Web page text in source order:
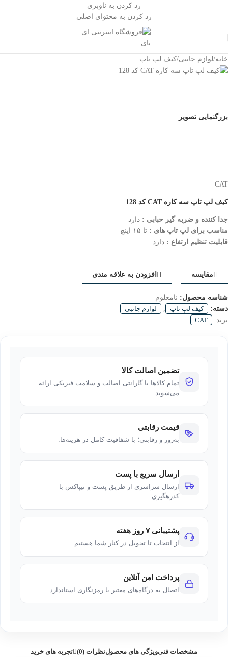
رد کردن به ناوبری
رد کردن به محتوای اصلی
خانه/لوازم جانبی/کیف لپ تاپ
بزرگنمایی تصویر
CAT
کیف لپ تاپ سه کاره CAT کد 128
جدا کننده و ضربه گیر حبابی : دارد
مناسب برای لپ تاپ های : تا ۱۵ اینچ
قابلیت تنظیم ارتفاع : دارد
مقایسه افزودن به علاقه مندی
شناسه محصول: نامعلوم
دسته:
کیف لپ تاپ ,
لوازم جانبی
برند:
CAT
تضمین اصالت کالا
تمام کالاها با گارانتی اصالت و سلامت فیزیکی ارائه
می‌شوند.
قیمت رقابتی
به‌روز و رقابتی؛ با شفافیت کامل در هزینه‌ها.
ارسال سریع با پست
ارسال سراسری از طریق پست و تیپاکس با
کدرهگیری.
پشتیبانی ۷ روز هفته
از انتخاب تا تحویل در کنار شما هستیم.
پرداخت امن آنلاین
اتصال به درگاه‌های معتبر با رمزنگاری استاندارد.
مشخصات فنیویژگی های محصولنظرات (0) تجربه های خرید